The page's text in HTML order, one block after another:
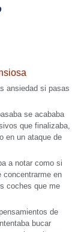
ansiedad si pasas
se acababa
que finalizaba,
en un ataque de
a notar como si
concentrarme en
coches que me
de
bucar